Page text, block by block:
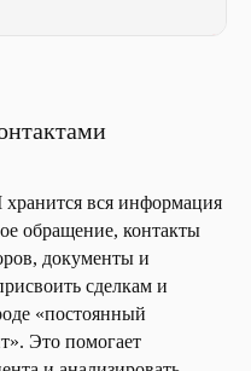
вся информация
обращение, контакты
документы и
сделкам и
«постоянный
Это помогает